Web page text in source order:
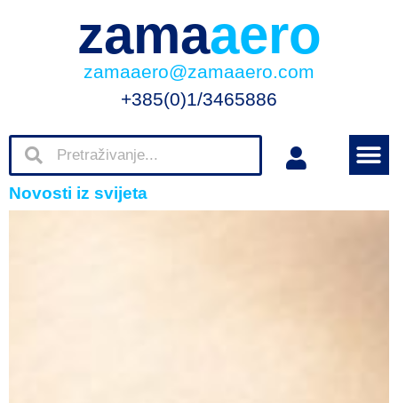
zamaaero
zamaaero@zamaaero.com
+385(0)1/3465886
Novosti iz svijeta